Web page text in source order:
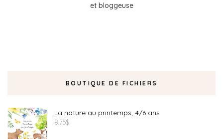
et bloggeuse
BOUTIQUE DE FICHIERS
La nature au printemps, 4/6 ans
8.75$